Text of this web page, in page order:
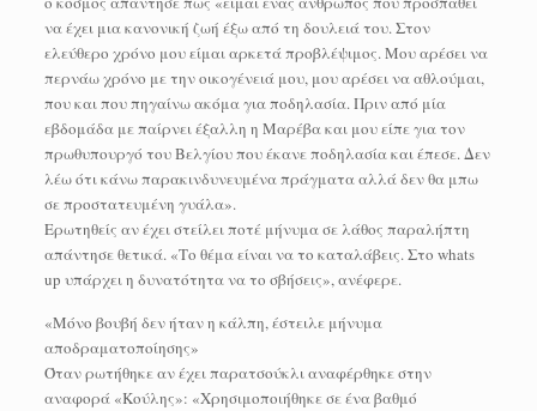
να έχει μια κανονική ζωή έξω από τη δουλειά του. Στον
ελεύθερο χρόνο μου είμαι αρκετά προβλέψιμος. Μου αρέσει να
περνάω χρόνο με την οικογένειά μου, μου αρέσει να αθλούμαι,
που και που πηγαίνω ακόμα για ποδηλασία. Πριν από μία
εβδομάδα με παίρνει έξαλλη η Μαρέβα και μου είπε για τον
πρωθυπουργό του Βελγίου που έκανε ποδηλασία και έπεσε. Δεν
λέω ότι κάνω παρακινδυνευμένα πράγματα αλλά δεν θα μπω
σε προστατευμένη γυάλα».
Ερωτηθείς αν έχει στείλει ποτέ μήνυμα σε λάθος παραλήπτη
απάντησε θετικά. «Το θέμα είναι να το καταλάβεις. Στο whats
up υπάρχει η δυνατότητα να το σβήσεις», ανέφερε.
«Μόνο βουβή δεν ήταν η κάλπη, έστειλε μήνυμα
αποδραματοποίησης»
Όταν ρωτήθηκε αν έχει παρατσούκλι αναφέρθηκε στην
αναφορά «Κούλης»: «Χρησιμοποιήθηκε σε ένα βαθμό